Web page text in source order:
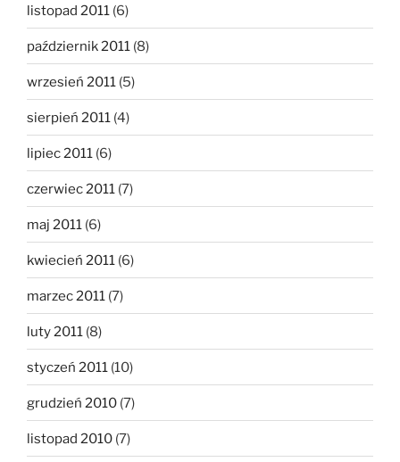
listopad 2011 (6)
październik 2011 (8)
wrzesień 2011 (5)
sierpień 2011 (4)
lipiec 2011 (6)
czerwiec 2011 (7)
maj 2011 (6)
kwiecień 2011 (6)
marzec 2011 (7)
luty 2011 (8)
styczeń 2011 (10)
grudzień 2010 (7)
listopad 2010 (7)